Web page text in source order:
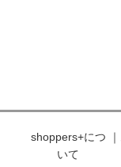
shoppers+につ
いて
｜